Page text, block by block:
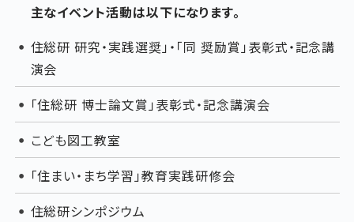
主なイベント活動は以下になります。
住総研 研究・実践選奨」・「同 奨励賞」表彰式・記念講
演会
「住総研 博士論文賞」表彰式・記念講演会
こども図工教室
「住まい・まち学習」教育実践研修会
住総研シンポジウム